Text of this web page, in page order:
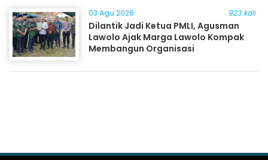
03 Agu 2026 923 kali
Dilantik Jadi Ketua PMLI, Agusman
Lawolo Ajak Marga Lawolo Kompak
Membangun Organisasi